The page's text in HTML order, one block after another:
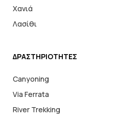
Χανιά
Λασίθι
ΔΡΑΣΤΗΡΙΟΤΗΤΕΣ
Canyoning
Via Ferrata
River Trekking